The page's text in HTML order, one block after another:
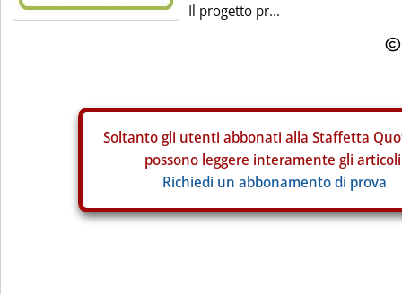
Il progetto pr...
Soltanto gli utenti abbonati alla Staffetta
possono leggere interamente gli
Richiedi un abbonamento di prova